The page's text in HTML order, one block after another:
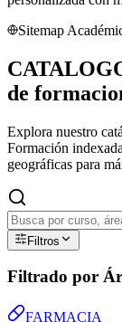
Sitemap
de
Explora nuestro
Formación
geográficas para
Filtros
Filtrado por
FARMACIA